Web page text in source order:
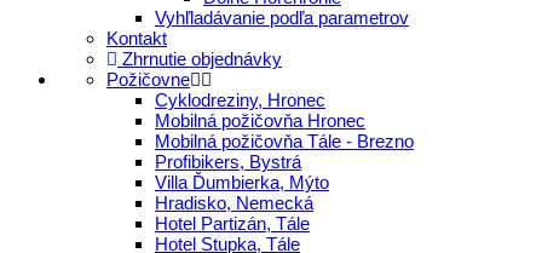
Vyhľladávanie podľa parametrov
Kontakt
Zhrnutie objednávky
Požičovne
Cyklodreziny, Hronec
Mobilná požičovňa Hronec
Mobilná požičovňa Tále - Brezno
Profibikers, Bystrá
Villa Ďumbierka, Mýto
Hradisko, Nemecká
Hotel Partizán, Tále
Hotel Stupka, Tále